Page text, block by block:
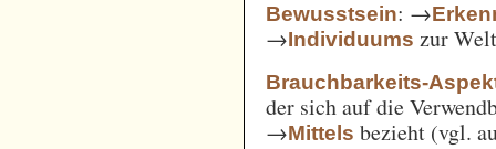
Bewusstsein: →
→Individuums zur
Brauchbarkeits-
der sich auf die
→Mittels bezieht (vgl.